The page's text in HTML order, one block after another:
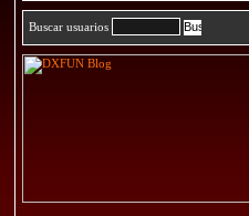
Buscar usuarios